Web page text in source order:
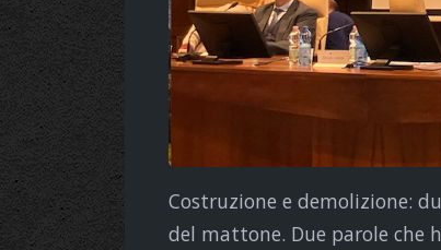
Costruzione e demolizione:
del mattone. Due parole che